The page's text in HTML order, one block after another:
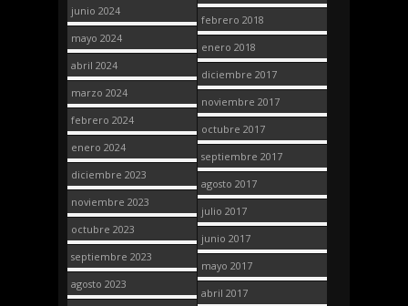
junio 2024
mayo 2024
abril 2024
marzo 2024
febrero 2024
enero 2024
diciembre 2023
noviembre 2023
octubre 2023
septiembre 2023
agosto 2023
febrero 2018
enero 2018
diciembre 2017
noviembre 2017
octubre 2017
septiembre 2017
agosto 2017
julio 2017
junio 2017
mayo 2017
abril 2017